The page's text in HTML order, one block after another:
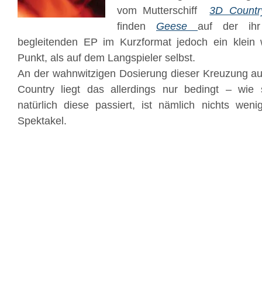
vom Mutterschiff3D
finden Geese
auf der ihr
begleitenden EP im Kurzformat jedoch ein klein
Punkt, als auf dem Langspieler selbst.
An der wahnwitzigen Dosierung dieser Kreuzung
Country liegt das allerdings nur bedingt – wie
natürlich diese passiert, ist nämlich nichts
Spektakel.